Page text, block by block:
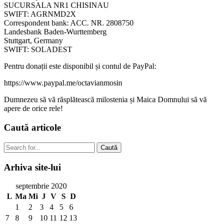
SUCURSALA NR1 CHISINAU
SWIFT: AGRNMD2X
Correspondent bank: ACC. NR. 2808750
Landesbank Baden-Wurttemberg
Stuttgart, Germany
SWIFT: SOLADEST
Pentru donații este disponibil și contul de PayPal:
https://www.paypal.me/octavianmosin
Dumnezeu să vă răsplătească milostenia și Maica Domnului să vă
apere de orice rele!
Caută articole
Caută
Arhiva site-lui
septembrie 2020
L Ma Mi J V S D
1
2 3 4 5
6
7
8 9 10 11 12 13